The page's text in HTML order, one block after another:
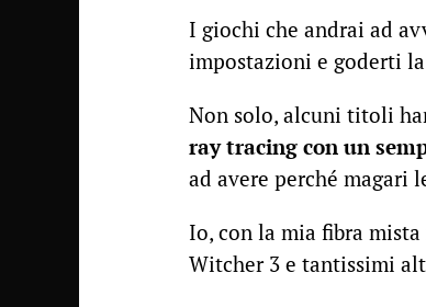
I giochi che andrai ad
impostazioni e goderti
Non solo, alcuni titoli
ray tracing con un
ad avere perché magari
Io, con la mia fibra
Witcher 3 e tantissimi